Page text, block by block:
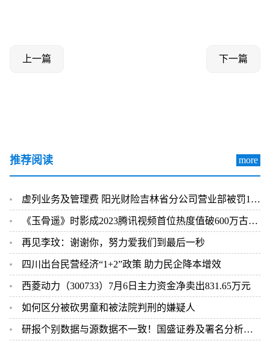
上一篇 下一篇
推荐阅读 more
虚列业务及管理费 阳光财险吉林省分公司营业部被罚12万元
《玉骨遥》时影成2023腾讯视频首位热度值破600万古装角色
再见李玟：谢谢你，努力爱我们到最后一秒
四川出台民营经济“1+2”政策 助力民企降本增效
西菱动力（300733）7月6日主力资金净卖出831.65万元
如何区分被砍男童和被法院判刑的嫌疑人
研报个别数据与源数据不一致！国盛证券及署名分析师被警示|世界快讯